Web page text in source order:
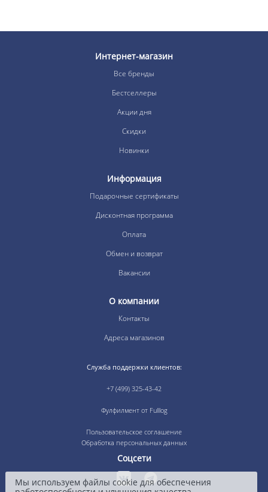
Интернет-магазин
Все бренды
Бестселлеры
Акции дня
Скидки
Новинки
Информация
Подарочные сертификаты
Дисконтная программа
Оплата
Обмен и возврат
Вакансии
О компании
Контакты
Адреса магазинов
Служба поддержки клиентов:
+7 (499) 325-43-42
Фулфилмент от Fulllog
Пользовательское соглашение
Обработка персональных данных
Соцсети
Мы используем файлы cookie для обеспечения